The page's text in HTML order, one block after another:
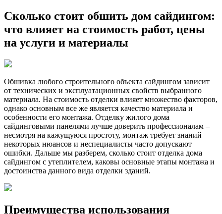
Сколько стоит обшить дом сайдингом:
что влияет на стоимость работ, цены
на услуги и материалы
Обшивка любого строительного объекта сайдингом зависит
от технических и эксплуатационных свойств выбранного
материала. На стоимость отделки влияет множество факторов,
однако основным все же является качество материала и
особенности его монтажа. Отделку жилого дома
сайдинговыми панелями лучше доверить профессионалам –
несмотря на кажущуюся простоту, монтаж требует знаний
некоторых нюансов и неспециалисты часто допускают
ошибки. Дальше мы разберем, сколько стоит отделка дома
сайдингом с утеплителем, каковы основные этапы монтажа и
достоинства данного вида отделки зданий.
Преимущества использования